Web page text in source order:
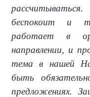
беспокоит и
работает в
направлении, и
тема в нашей
быть
предложениях.